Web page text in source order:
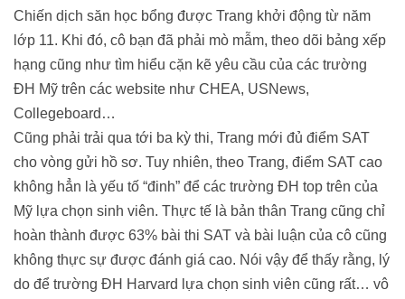
Chiến dịch săn học bổng được Trang khởi động từ năm
lớp 11. Khi đó, cô bạn đã phải mò mẫm, theo dõi bảng xếp
hạng cũng như tìm hiểu cặn kẽ yêu cầu của các trường
ĐH Mỹ trên các website như CHEA, USNews,
Collegeboard…
Cũng phải trải qua tới ba kỳ thi, Trang mới đủ điểm SAT
cho vòng gửi hồ sơ. Tuy nhiên, theo Trang, điểm SAT cao
không hẳn là yếu tố “đinh” để các trường ĐH top trên của
Mỹ lựa chọn sinh viên. Thực tế là bản thân Trang cũng chỉ
hoàn thành được 63% bài thi SAT và bài luận của cô cũng
không thực sự được đánh giá cao. Nói vậy để thấy rằng, lý
do để trường ĐH Harvard lựa chọn sinh viên cũng rất… vô